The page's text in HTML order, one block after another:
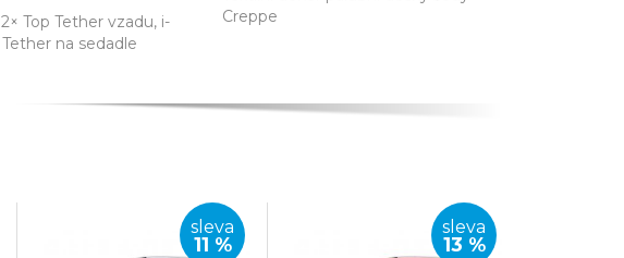
Top Tether vzadu, i-
Tether na sedadle
Creppe
sleva
11 %
sleva
13 %